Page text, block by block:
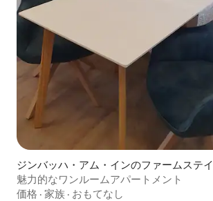
ジンバッハ・アム・インのファームステイ
魅力的なワンルームアパートメント
価格 · 家族 · おもてなし